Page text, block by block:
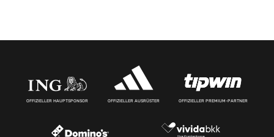
OFFIZIELLER HAUPTSPONSOR OFFIZIELLER AUSRÜSTER OFFIZIELLER PREMIUM-PARTNER